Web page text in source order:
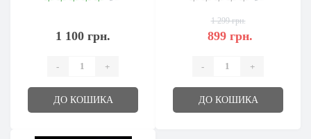
1 100 грн.
- +
ДО КОШИКА
1 299 грн.
899 грн.
- +
ДО КОШИКА